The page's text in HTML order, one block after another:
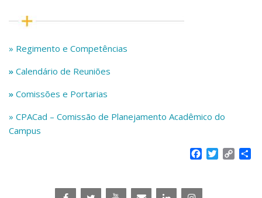
» Regimento e Competências
» Calendário de Reuniões
» Comissões e Portarias
» CPACad – Comissão de Planejamento Acadêmico do
Campus
Facebook
Twitter
Copy